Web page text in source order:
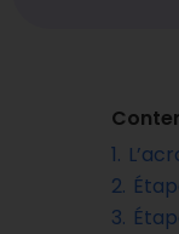
1.
2.
3.